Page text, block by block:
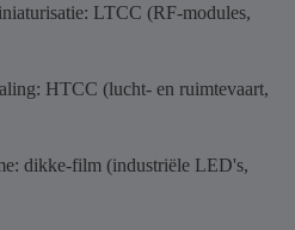
LTCC (RF-modules,
HTCC (lucht- en ruimtevaart,
dikke-film (industriële LED's,